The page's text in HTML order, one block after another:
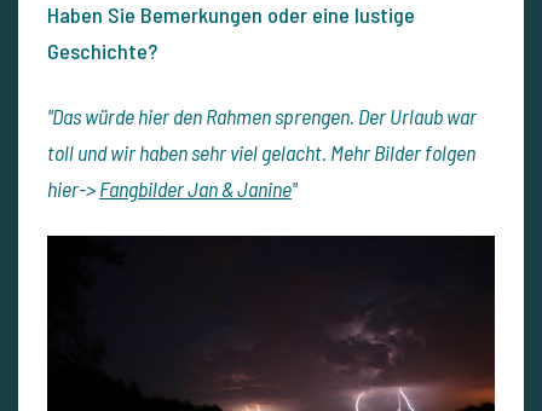
Haben Sie Bemerkungen oder eine lustige
Geschichte?
"Das würde hier den Rahmen sprengen. Der Urlaub war
toll und wir haben sehr viel gelacht. Mehr Bilder folgen
hier->Fangbilder Jan & Janine"